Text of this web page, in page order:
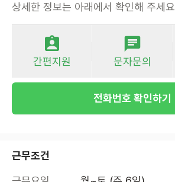
상세한 정보는 아래에서 확인해 주세요
간편지원 문자문의
전화번호 확인하기
근무조건